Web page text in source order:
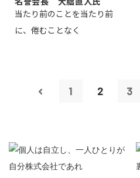
当たり前のことを当たり前
に、倦むことなく
1 2 3